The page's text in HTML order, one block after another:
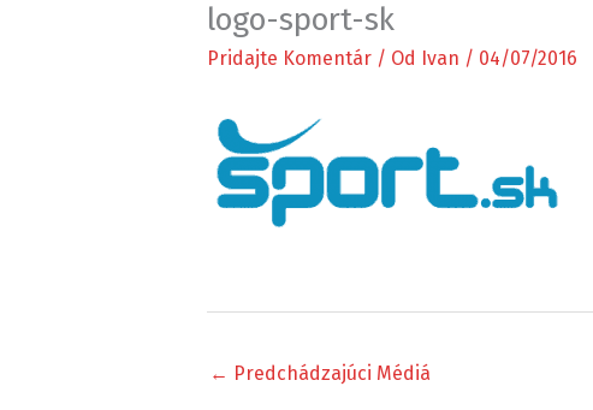
logo-sport-sk
Pridajte Komentár / Od Ivan / 04/07/2016
← Predchádzajúci Médiá